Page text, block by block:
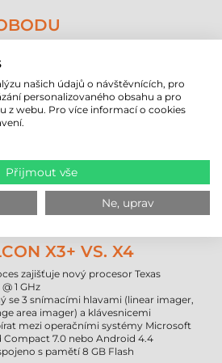
X4 zajišťují rychlé obchodní operace
Cisco Compatible Extensions CCX
všechny výhody infrastruktury Cisco
je úspěšné snímání oznamováno i pomocí
postup je patentovaný Datalogicem,
signalizuje zeleným světlem.
X3+ VS. X4
zajišťuje nový procesor Texas
1 GHz
se 3 snímacími hlavami (linear imager,
area imager) a klávesnicemi
mezi operačními systémy Microsoft
7.0 nebo Android 4.4
s pamětí 8 GB Flash
našich údajů o návštěvnících, pro
personalizovaného obsahu a pro
z webu. Pro více informací o cookies
Přijmout vše
Ne, uprav